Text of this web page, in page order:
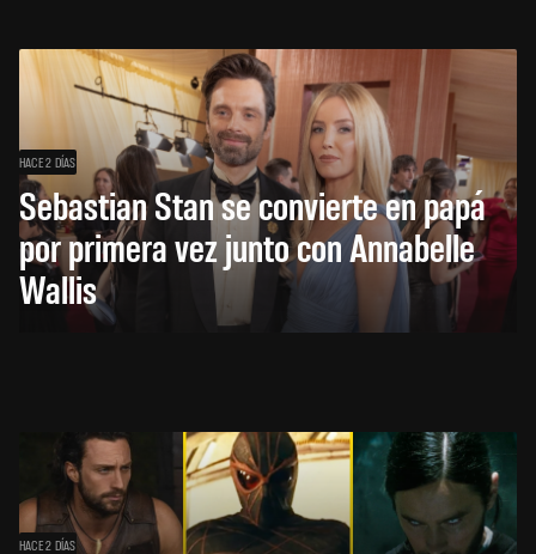
HACE 2 DÍAS
Sebastian Stan se convierte en papá
por primera vez junto con Annabelle
Wallis
HACE 2 DÍAS